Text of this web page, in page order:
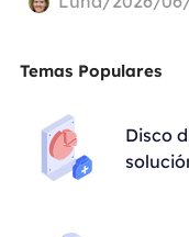
Temas Populares
Disco